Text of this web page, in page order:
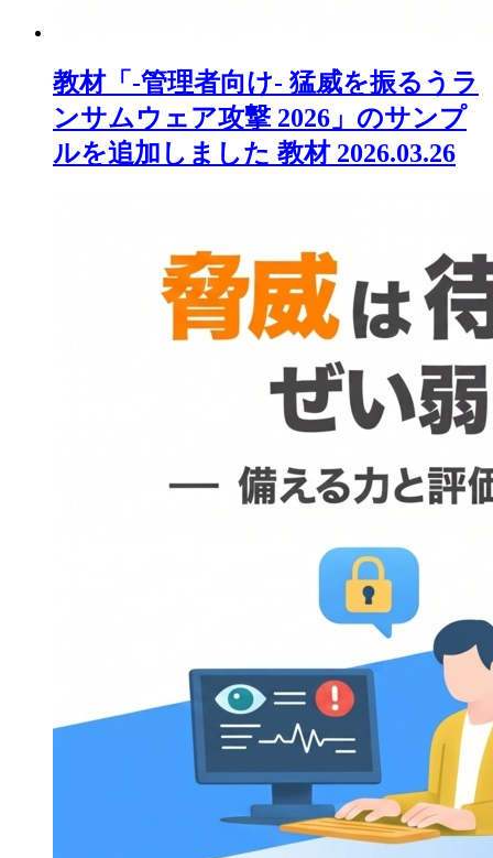
教材「-管理者向け- 猛威を振るうラ
ンサムウェア攻撃 2026」のサンプ
ルを追加しました 教材 2026.03.26